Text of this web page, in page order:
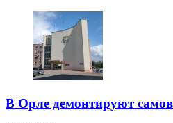
В Орле демонтируют